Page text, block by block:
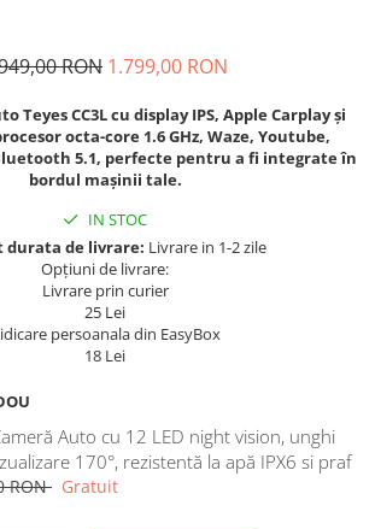
Rover
RON 1.799,00 RON
Teyes CC3L cu display IPS, Apple Carplay și
octa-core 1.6 GHz, Waze, Youtube,
5.1, perfecte pentru a fi integrate în
bordul mașinii tale.
IN STOC
durata de livrare: Livrare in 1-2 zile
Opțiuni de livrare:
Livrare prin curier
25 Lei
persoanala din EasyBox
18 Lei
Auto cu 12 LED night vision, unghi
170°, rezistentă la apă IPX6 si praf
RON Gratuit